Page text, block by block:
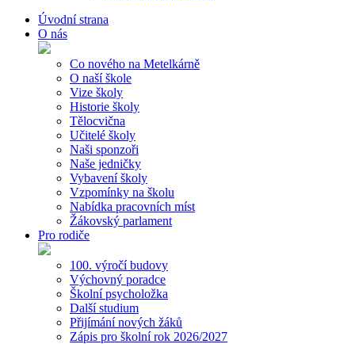
Úvodní strana
O nás
Co nového na Metelkárně
O naší škole
Vize školy
Historie školy
Tělocvična
Učitelé školy
Naši sponzoři
Naše jedničky
Vybavení školy
Vzpomínky na školu
Nabídka pracovních míst
Žákovský parlament
Pro rodiče
100. výročí budovy
Výchovný poradce
Školní psycholožka
Další studium
Přijímání nových žáků
Zápis pro školní rok 2026/2027